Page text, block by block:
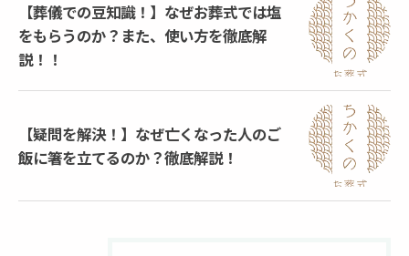
【葬儀での豆知識！】なぜお葬式では塩
をもらうのか？また、使い方を徹底解
説！！
【疑問を解決！】なぜ亡くなった人のご
飯に箸を立てるのか？徹底解説！